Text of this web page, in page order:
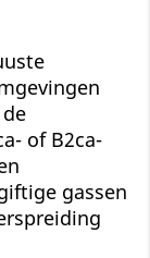
of B2ca-
gassen